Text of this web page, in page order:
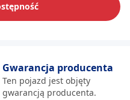
Gwarancja producenta
Ten pojazd jest objęty
gwarancją producenta.